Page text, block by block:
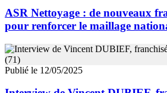
ASR Nettoyage : de nouveaux
pour renforcer le maillage
Publié le 12/05/2025